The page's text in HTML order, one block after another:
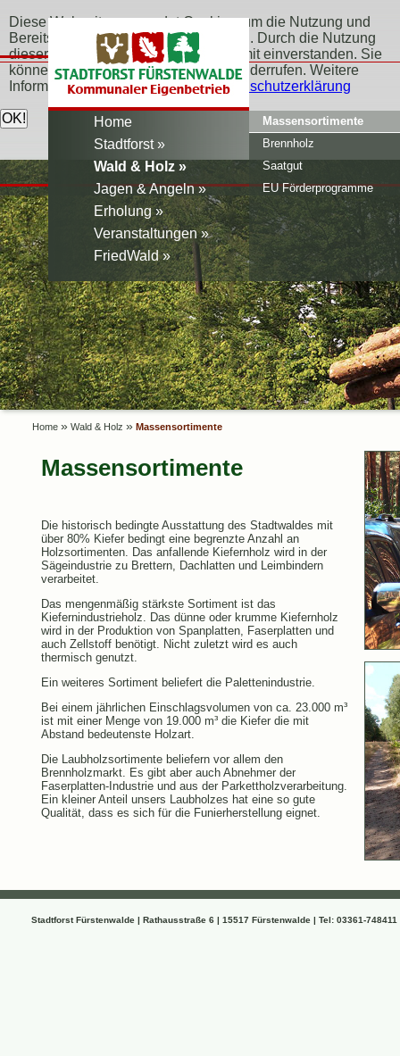
Diese Webseite verwendet Cookies, um die Nutzung und
Bereitstellung der Seite zu verbessern. Durch die Nutzung
dieser Webseite erklären Sie sich damit einverstanden. Sie
können Ihr Einverständnis jederzeit widerrufen. Weitere
Informationen erfahren Sie hier:Datenschutzerklärung
Home
Stadtforst
Wald & Holz
Massensortimente
Brennholz
Saatgut
EU Förderprogramme
Jagen & Angeln
Erholung
Veranstaltungen
FriedWald
Home » Wald & Holz » Massensortimente
Massensortimente
Die historisch bedingte Ausstattung des Stadtwaldes mit
über 80% Kiefer bedingt eine begrenzte Anzahl an
Holzsortimenten. Das anfallende Kiefernholz wird in der
Sägeindustrie zu Brettern, Dachlatten und Leimbindern
verarbeitet.
Das mengenmäßig stärkste Sortiment ist das
Kiefernindustrieholz. Das dünne oder krumme Kiefernholz
wird in der Produktion von Spanplatten, Faserplatten und
auch Zellstoff benötigt. Nicht zuletzt wird es auch
thermisch genutzt.
Ein weiteres Sortiment beliefert die Palettenindustrie.
Bei einem jährlichen Einschlagsvolumen von ca. 23.000 m³
ist mit einer Menge von 19.000 m³ die Kiefer die mit
Abstand bedeutenste Holzart.
Die Laubholzsortimente beliefern vor allem den
Brennholzmarkt. Es gibt aber auch Abnehmer der
Faserplatten-Industrie und aus der Parkettholzverarbeitung.
Ein kleiner Anteil unsers Laubholzes hat eine so gute
Qualität, dass es sich für die Funierherstellung eignet.
Stadtforst Fürstenwalde | Rathausstraße 6 | 15517 Fürstenwalde | Tel: 03361-748411